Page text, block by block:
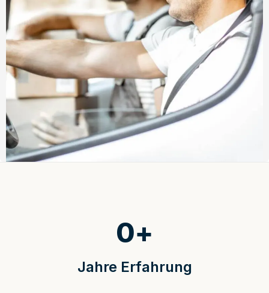
Jahre Erfahrung
0+